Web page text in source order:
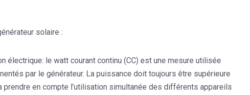
solaire :
électrique: le watt courant continu (CC) est une mesure utilisée
par le générateur. La puissance doit toujours être supérieure
en compte l’utilisation simultanée des différents appareils